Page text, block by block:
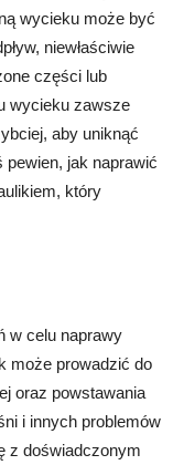
wycieku może być
niewłaściwie
części lub
wycieku zawsze
aby uniknąć
pewien, jak naprawić
który
w celu naprawy
może prowadzić do
oraz powstawania
i innych problemów
z doświadczonym